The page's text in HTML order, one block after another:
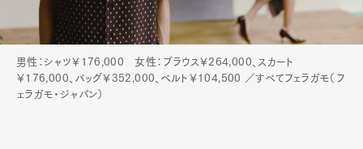
男性：シャツ￥176,000 女性：ブラウス￥264,000、スカート
￥176,000、バッグ￥352,000、ベルト￥104,500 ／すべてフェラガモ（フ
ェラガモ・ジャパン）